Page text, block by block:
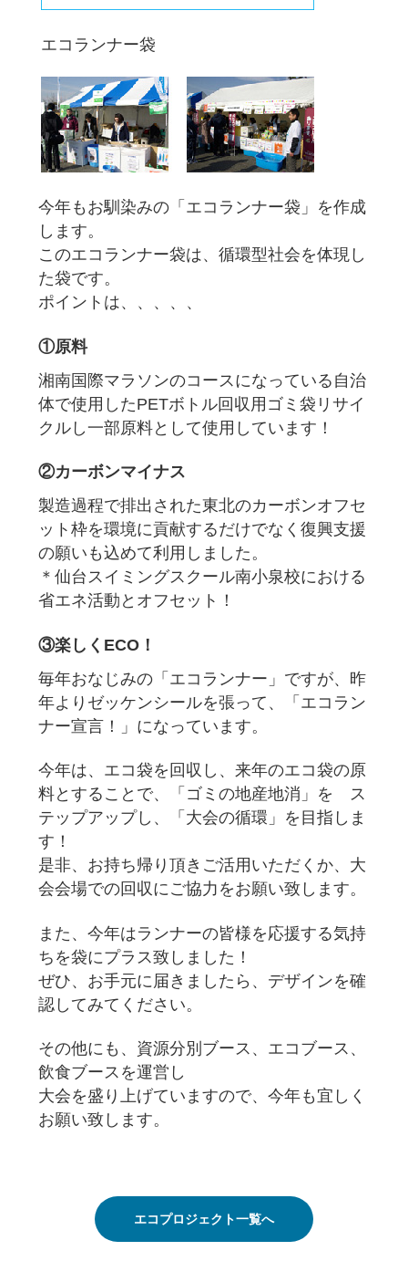
エコランナー袋
今年もお馴染みの「エコランナー袋」を作成
します。
このエコランナー袋は、循環型社会を体現し
た袋です。
ポイントは、、、、、
①原料
湘南国際マラソンのコースになっている自治
体で使用したPETボトル回収用ゴミ袋リサイ
クルし一部原料として使用しています！
②カーボンマイナス
製造過程で排出された東北のカーボンオフセ
ット枠を環境に貢献するだけでなく復興支援
の願いも込めて利用しました。
＊仙台スイミングスクール南小泉校における
省エネ活動とオフセット！
③楽しくECO！
毎年おなじみの「エコランナー」ですが、昨
年よりゼッケンシールを張って、「エコラン
ナー宣言！」になっています。
今年は、エコ袋を回収し、来年のエコ袋の原
料とすることで、「ゴミの地産地消」を ス
テップアップし、「大会の循環」を目指しま
す！
是非、お持ち帰り頂きご活用いただくか、大
会会場での回収にご協力をお願い致します。
また、今年はランナーの皆様を応援する気持
ちを袋にプラス致しました！
ぜひ、お手元に届きましたら、デザインを確
認してみてください。
その他にも、資源分別ブース、エコブース、
飲食ブースを運営し
大会を盛り上げていますので、今年も宜しく
お願い致します。
エコプロジェクト一覧へ